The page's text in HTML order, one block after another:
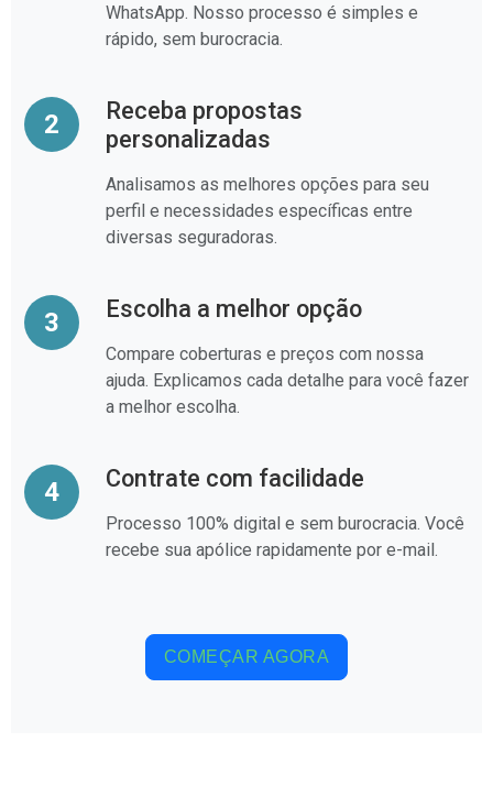
WhatsApp. Nosso processo é simples e
rápido, sem burocracia.
2
Receba propostas
personalizadas
Analisamos as melhores opções para seu
perfil e necessidades específicas entre
diversas seguradoras.
3 Escolha a melhor opção
Compare coberturas e preços com nossa
ajuda. Explicamos cada detalhe para você fazer
a melhor escolha.
4 Contrate com facilidade
Processo 100% digital e sem burocracia. Você
recebe sua apólice rapidamente por e-mail.
COMEÇAR AGORA